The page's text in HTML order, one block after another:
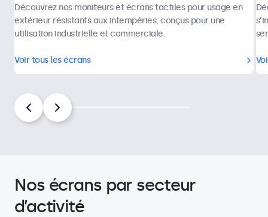
Découvrez nos moniteurs et écrans tactiles pour usage en
extérieur résistants aux intempéries, conçus pour une
utilisation industrielle et commerciale.
Voir tous les écrans
Nos écrans par secteur
d’activité